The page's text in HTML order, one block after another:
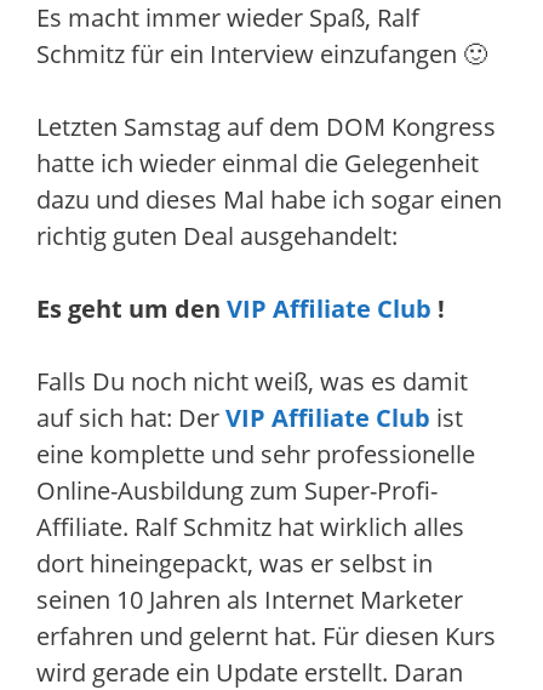
Es macht immer wieder Spaß, Ralf
Schmitz für ein Interview einzufangen 🙂
Letzten Samstag auf dem DOM Kongress
hatte ich wieder einmal die Gelegenheit
dazu und dieses Mal habe ich sogar einen
richtig guten Deal ausgehandelt:
Es geht um den VIP Affiliate Club !
Falls Du noch nicht weiß, was es damit
auf sich hat: DerVIP Affiliate Club ist
eine komplette und sehr professionelle
Online-Ausbildung zum Super-Profi-
Affiliate. Ralf Schmitz hat wirklich alles
dort hineingepackt, was er selbst in
seinen 10 Jahren als Internet Marketer
erfahren und gelernt hat. Für diesen Kurs
wird gerade ein Update erstellt. Daran